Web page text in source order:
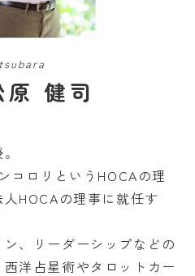
健司
コロリというHOCAの理
HOCAの理事に就任す
、リーダーシップなどの
洋占星術やタロットカー